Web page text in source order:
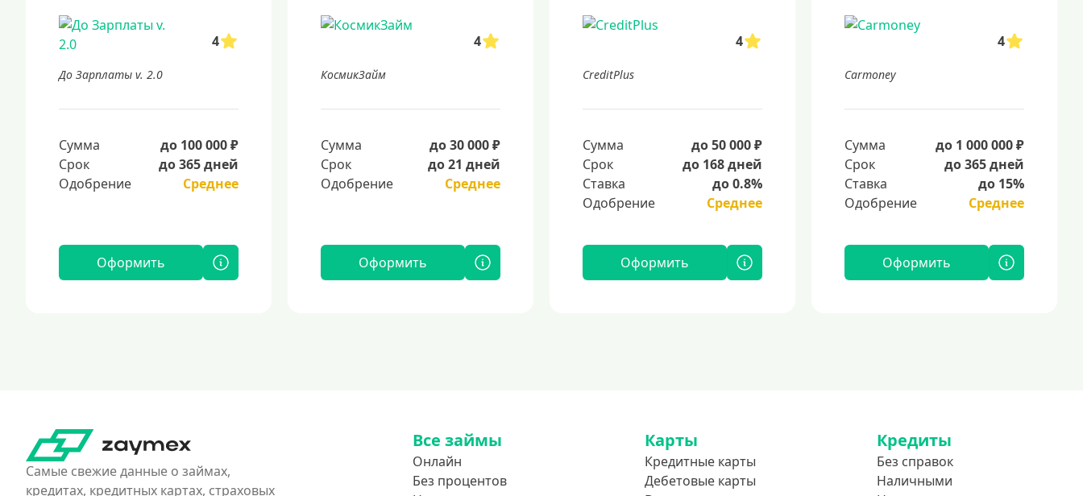
4
До Зарплаты v. 2.0
Сумма
до 100 000 ₽
Срок
до 365 дней
Одобрение
Среднее
Оформить
4
КосмикЗайм
Сумма
до 30 000 ₽
Срок
до 21 дней
Одобрение
Среднее
Оформить
4
CreditPlus
Сумма
до 50 000 ₽
Срок
до 168 дней
Ставка
до 0.8%
Одобрение
Среднее
Оформить
4
Carmoney
Сумма
до 1 000 000 ₽
Срок
до 365 дней
Ставка
до 15%
Одобрение
Среднее
Оформить
Самые свежие данные о займах,
кредитах, кредитных картах, страховых
Все займы
Онлайн
Без процентов
Карты
Кредитные карты
Дебетовые карты
Кредиты
Без справок
Наличными